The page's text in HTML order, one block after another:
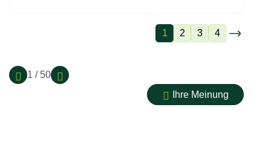
1 2 3 4
1 / 50
Ihre Meinung